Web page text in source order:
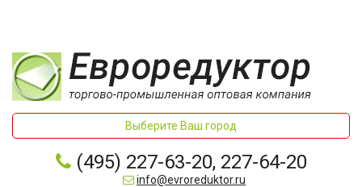
Выберите Ваш город
(495) 227-63-20, 227-64-20
info@evroreduktor.ru